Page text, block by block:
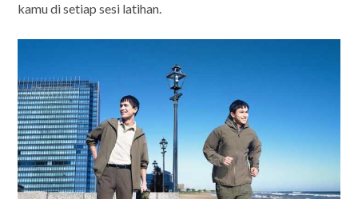
kamu di setiap sesi latihan.